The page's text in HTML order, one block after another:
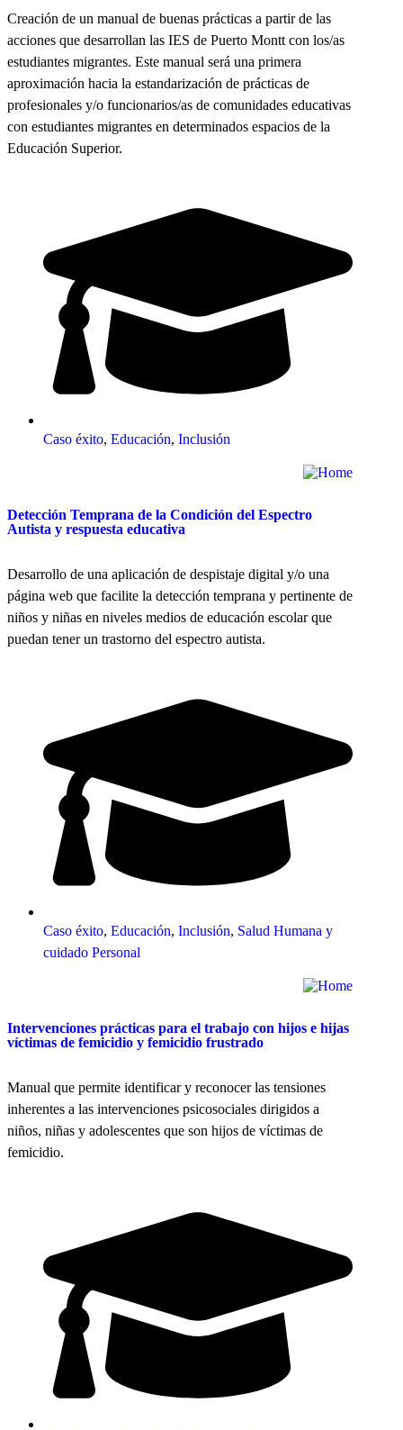
Creación de un manual de buenas prácticas a partir de las
acciones que desarrollan las IES de Puerto Montt con los/as
estudiantes migrantes. Este manual será una primera
aproximación hacia la estandarización de prácticas de
profesionales y/o funcionarios/as de comunidades educativas
con estudiantes migrantes en determinados espacios de la
Educación Superior.
Caso éxito, Educación, Inclusión
Detección Temprana de la Condición del Espectro
Autista y respuesta educativa
Desarrollo de una aplicación de despistaje digital y/o una
página web que facilite la detección temprana y pertinente de
niños y niñas en niveles medios de educación escolar que
puedan tener un trastorno del espectro autista.
Caso éxito, Educación, Inclusión, Salud Humana y
cuidado Personal
Intervenciones prácticas para el trabajo con hijos e hijas
víctimas de femicidio y femicidio frustrado
Manual que permite identificar y reconocer las tensiones
inherentes a las intervenciones psicosociales dirigidos a
niños, niñas y adolescentes que son hijos de víctimas de
femicidio.